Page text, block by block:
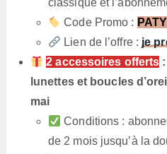
classique et
Code Promo :
Lien de l’offre :je
2 accessoires offerts
lunettes et boucles
mai
Conditions :
de 2 mois jusqu’à la